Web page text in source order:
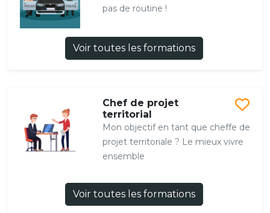
pas de routine !
Voir toutes les formations
Chef de projet
territorial
Mon objectif en tant que cheffe de
projet territoriale ? Le mieux vivre
ensemble
Voir toutes les formations